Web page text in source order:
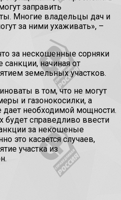
заправить
Многие владельцы дач и
за ними ухаживать», –
за нескошенные сорняки
начиная от
земельных участков.
в том, что не могут
и газонокосилки, а
дает необходимой мощности.
будет справедливо ввести
за некошеные
это касается случаев,
участка из